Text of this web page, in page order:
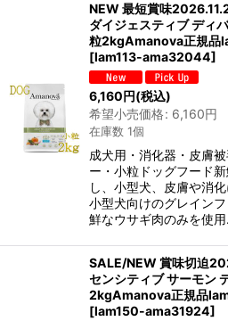
NEW 最短賞味
ダイジェスティブ ディ
粒2kgAmanova正規
[lam113-ama32044]
6,160円(税込)
希望小売価格: 6,160円
在庫数 1個
成犬用・消化器・皮膚
ー・小粒ドッグフード
し、小型犬、皮膚や消
小型犬向けのグレイン
鮮なウサギ肉のみを使
SALE/NEW 賞味切迫
センシティブ サーモン
2kgAmanova正規品
[lam150-ama31924]